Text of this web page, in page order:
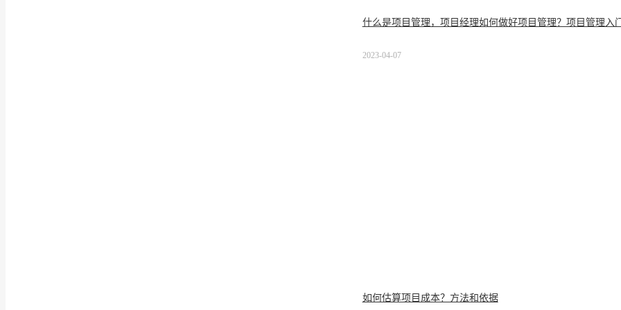
什么是项目管理，项目经理如何做好项目管理？项目管理入
2023-04-07
如何估算项目成本？方法和依据